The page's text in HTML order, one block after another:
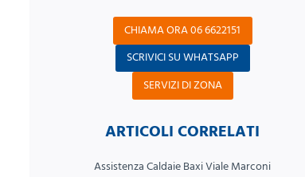
CHIAMA ORA 06 6622151
SCRIVICI SU WHATSAPP
SERVIZI DI ZONA
ARTICOLI CORRELATI
Assistenza Caldaie Baxi Viale Marconi